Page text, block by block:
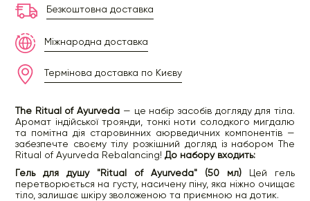
Безкоштовна доставка
Міжнародна доставка
Термінова доставка по Києву
The Ritual of Ayurveda — це набір засобів догляду для тіла.
Аромат індійської троянди, тонкі ноти солодкого мигдалю
та помітна дія старовинних аюрведичних компонентів —
забезпечте своєму тілу розкішний догляд із набором The
Ritual of Ayurveda Rebalancing! До набору входить:
Гель для душу "Ritual of Ayurveda" (50 мл) Цей гель
перетворюється на густу, насичену піну, яка ніжно очищає
тіло, залишає шкіру зволоженою та приємною на дотик.